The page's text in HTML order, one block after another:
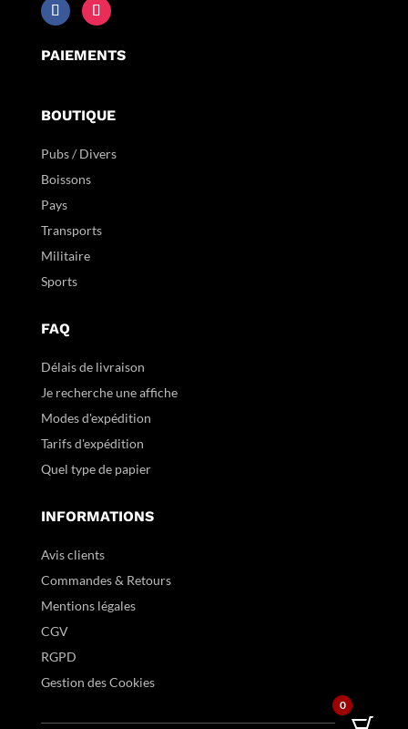
PAIEMENTS
BOUTIQUE
Pubs / Divers
Boissons
Pays
Transports
Militaire
Sports
FAQ
Délais de livraison
Je recherche une affiche
Modes d'expédition
Tarifs d'expédition
Quel type de papier
INFORMATIONS
Avis clients
Commandes & Retours
Mentions légales
CGV
RGPD
Gestion des Cookies
0